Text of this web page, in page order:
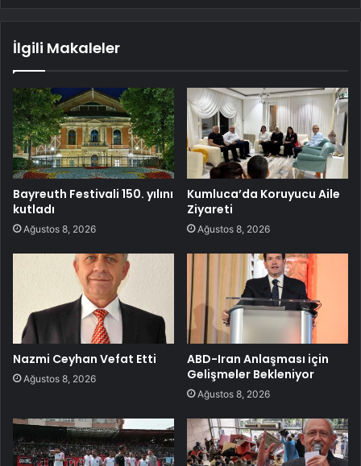
İlgili Makaleler
Bayreuth Festivali 150. yılını
kutladı
Ağustos 8, 2026
Kumluca’da Koruyucu Aile
Ziyareti
Ağustos 8, 2026
Nazmi Ceyhan Vefat Etti
Ağustos 8, 2026
ABD-Iran Anlaşması için
Gelişmeler Bekleniyor
Ağustos 8, 2026